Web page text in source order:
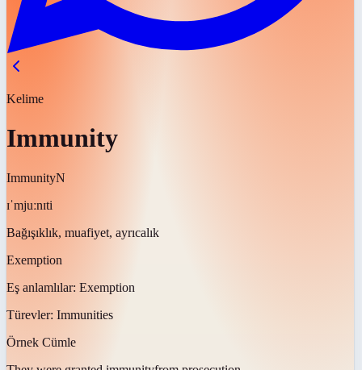
Kelime
Immunity
ImmunityN
ɪˈmjuːnɪti
Bağışıklık, muafiyet, ayrıcalık
Exemption
Eş anlamlılar: Exemption
Türevler: Immunities
Örnek Cümle